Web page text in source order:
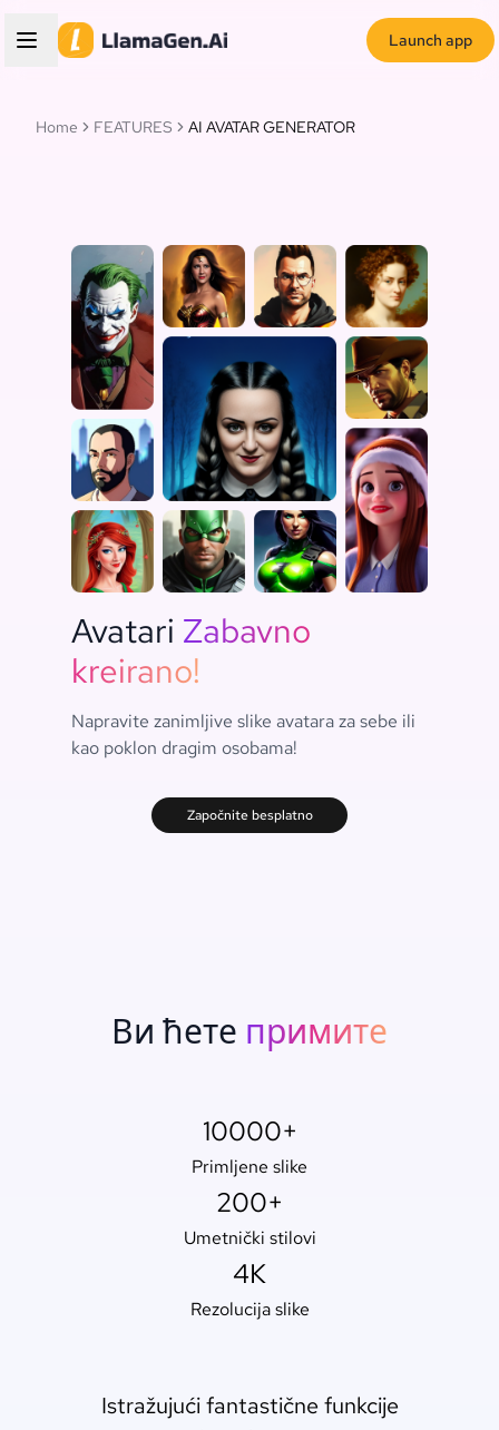
Launch app
Home FEATURES AI AVATAR GENERATOR
Avatari Zabavno
kreirano!
Napravite zanimljive slike avatara za sebe ili
kao poklon dragim osobama!
Započnite besplatno
Ви ћете примите
10000+
Primljene slike
200+
Umetnički stilovi
4K
Rezolucija slike
Istražujući fantastične funkcije